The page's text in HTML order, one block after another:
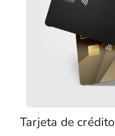
Tarjeta de crédito